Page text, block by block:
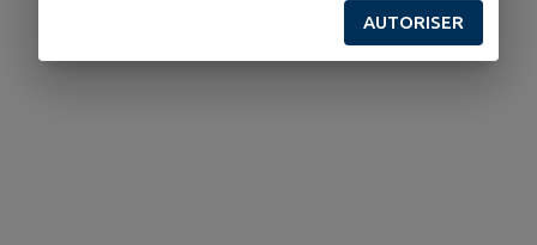
AUTORISER